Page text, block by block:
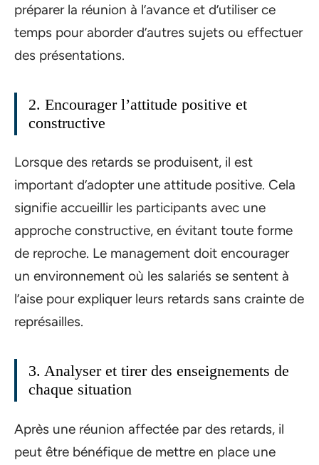
préparer la réunion à l’avance et d’utiliser ce
temps pour aborder d’autres sujets ou effectuer
des présentations.
2. Encourager l’attitude positive et
constructive
Lorsque des retards se produisent, il est
important d’adopter une attitude positive. Cela
signifie accueillir les participants avec une
approche constructive, en évitant toute forme
de reproche. Le management doit encourager
un environnement où les salariés se sentent à
l’aise pour expliquer leurs retards sans crainte de
représailles.
3. Analyser et tirer des enseignements de
chaque situation
Après une réunion affectée par des retards, il
peut être bénéfique de mettre en place une